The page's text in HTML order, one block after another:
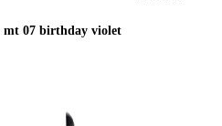
07 birthday violet